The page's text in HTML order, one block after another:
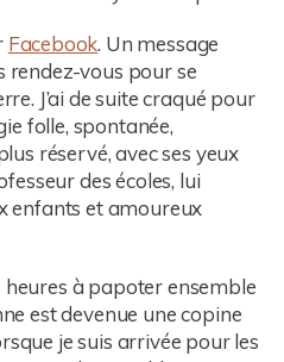
Facebook. Un message
rendez-vous pour se
J’ai de suite craqué pour
folle, spontanée,
réservé, avec ses yeux
des écoles, lui
enfants et amoureux
heures à papoter ensemble
est devenue une copine
je suis arrivée pour les